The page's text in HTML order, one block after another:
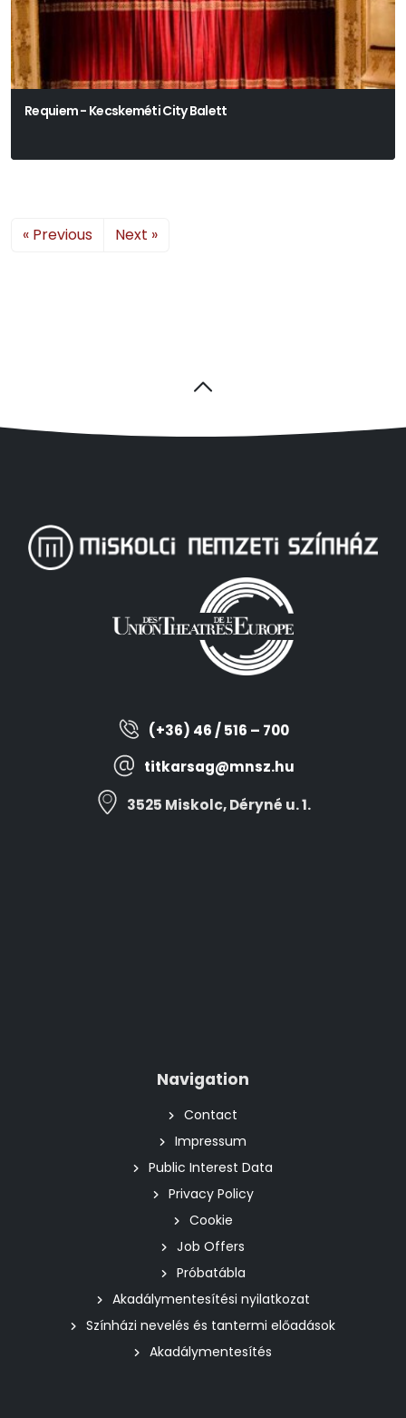
Requiem - Kecskeméti City Balett
« Previous Next »
(+36) 46 / 516 – 700
titkarsag@mnsz.hu
3525 Miskolc, Déryné u. 1.
Navigation
Contact
Impressum
Public Interest Data
Privacy Policy
Cookie
Job Offers
Próbatábla
Akadálymentesítési nyilatkozat
Színházi nevelés és tantermi előadások
Akadálymentesítés